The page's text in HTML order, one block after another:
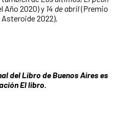
Año 2020) y 14 de abril(Premio
2022).
del Libro de Buenos Aires es
El libro.